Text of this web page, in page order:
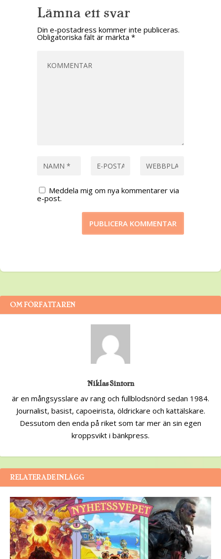
Lämna ett svar
Din e-postadress kommer inte publiceras.
Obligatoriska fält är märkta *
Meddela mig om nya kommentarer via
e-post.
OM FÖRFATTAREN
Niklas Sintorn
är en mångsysslare av rang och fullblodsnörd sedan 1984.
Journalist, basist, capoeirista, öldrickare och kattälskare.
Dessutom den enda på riket som tar mer än sin egen
kroppsvikt i bänkpress.
RELATERADE INLÄGG